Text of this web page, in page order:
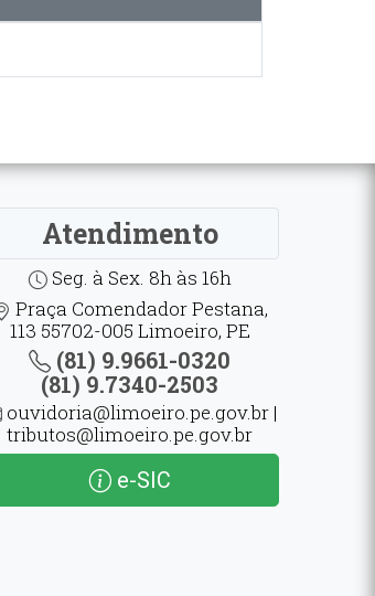
Atendimento
Seg. à Sex. 8h às 16h
Praça Comendador Pestana,
113 55702-005 Limoeiro, PE
(81) 9.9661-0320
(81) 9.7340-2503
ouvidoria@limoeiro.pe.gov.br |
tributos@limoeiro.pe.gov.br
e-SIC